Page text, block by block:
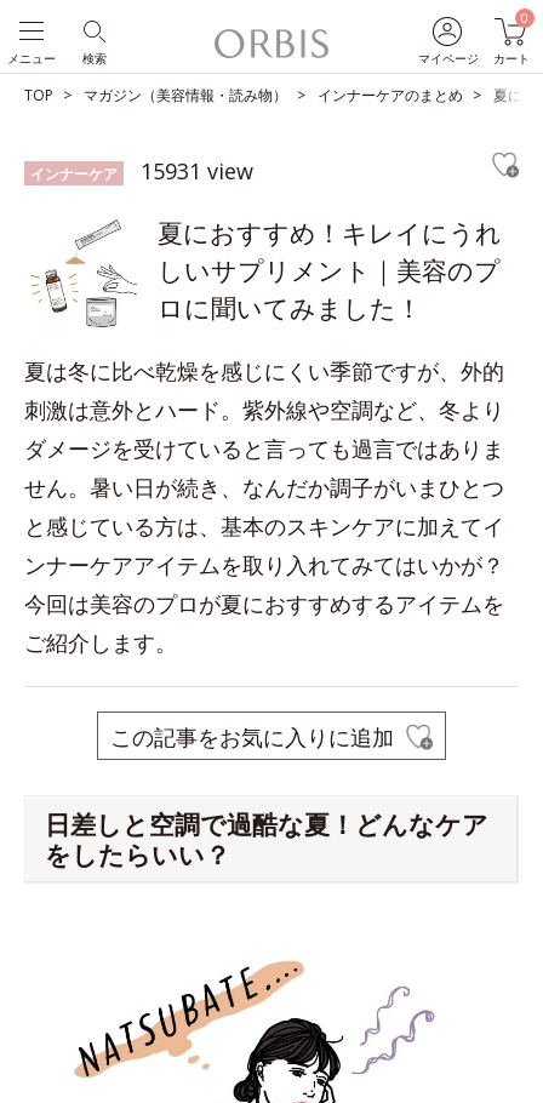
マイページ
0
カート
検索
メニュー
TOP マガジン（美容情報・読み物） インナーケアのまとめ 夏にお
インナーケア 15931 view
夏におすすめ！キレイにうれ
しいサプリメント｜美容のプ
ロに聞いてみました！
夏は冬に比べ乾燥を感じにくい季節ですが、外的
刺激は意外とハード。紫外線や空調など、冬より
ダメージを受けていると言っても過言ではありま
せん。暑い日が続き、なんだか調子がいまひとつ
と感じている方は、基本のスキンケアに加えてイ
ンナーケアアイテムを取り入れてみてはいかが？
今回は美容のプロが夏におすすめするアイテムを
ご紹介します。
この記事をお気に入りに追加
日差しと空調で過酷な夏！どんなケア
をしたらいい？